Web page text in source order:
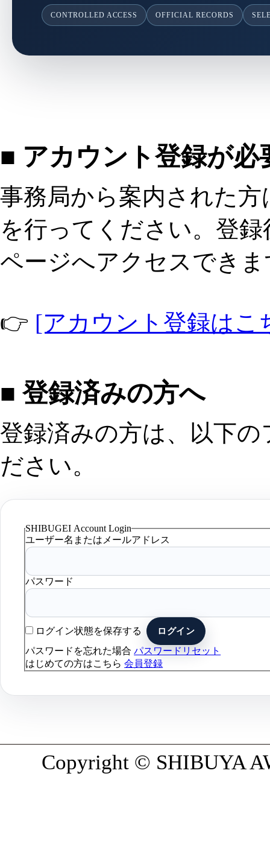
CONTROLLED ACCESS OFFICIAL RECORDS
■ アカウント登録が必
事務局から案内された
を行ってください。登
ページへアクセスでき
👉 [アカウント登録はこ
■ 登録済みの方へ
登録済みの方は、以下
ださい。
SHIBUGEI Account Login
ユーザー名またはメールアドレス
パスワード
ログイン状態を保存する
パスワードを忘れた場合パスワードリセット
はじめての方はこちら会員登録
Copyright © SHIBUYA